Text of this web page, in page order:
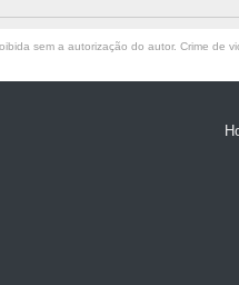
sem a autorização do autor. Crime de